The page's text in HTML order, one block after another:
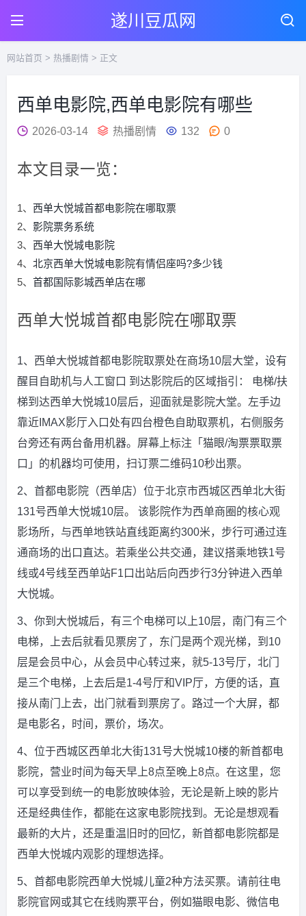
遂川豆瓜网
网站首页 > 热播剧情 > 正文
西单电影院,西单电影院有哪些
2026-03-14 热播剧情 132 0
本文目录一览：
1、 西单大悦城首都电影院在哪取票
2、 影院票务系统
3、 西单大悦城电影院
4、 北京西单大悦城电影院有情侣座吗?多少钱
5、 首都国际影城西单店在哪
西单大悦城首都电影院在哪取票
1、西单大悦城首都电影院取票处在商场10层大堂，设有
醒目自助机与人工窗口 到达影院后的区域指引： 电梯/扶
梯到达西单大悦城10层后，迎面就是影院大堂。左手边
靠近IMAX影厅入口处有四台橙色自助取票机，右侧服务
台旁还有两台备用机器。屏幕上标注「猫眼/淘票票取票
口」的机器均可使用，扫订票二维码10秒出票。
2、首都电影院（西单店）位于北京市西城区西单北大街
131号西单大悦城10层。 该影院作为西单商圈的核心观
影场所，与西单地铁站直线距离约300米，步行可通过连
通商场的出口直达。若乘坐公共交通，建议搭乘地铁1号
线或4号线至西单站F1口出站后向西步行3分钟进入西单
大悦城。
3、你到大悦城后，有三个电梯可以上10层，南门有三个
电梯，上去后就看见票房了，东门是两个观光梯，到10
层是会员中心，从会员中心转过来，就5-13号厅，北门
是三个电梯，上去后是1-4号厅和VIP厅，方便的话，直
接从南门上去，出门就看到票房了。路过一个大屏，都
是电影名，时间，票价，场次。
4、位于西城区西单北大街131号大悦城10楼的新首都电
影院，营业时间为每天早上8点至晚上8点。在这里，您
可以享受到统一的电影放映体验，无论是新上映的影片
还是经典佳作，都能在这家电影院找到。无论是想观看
最新的大片，还是重温旧时的回忆，新首都电影院都是
西单大悦城内观影的理想选择。
5、首都电影院西单大悦城儿童2种方法买票。请前往电
影院官网或其它在线购票平台，例如猫眼电影、微信电